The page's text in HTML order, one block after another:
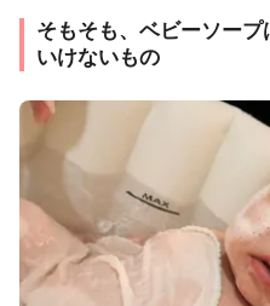
そもそも、ベビーソー
いけないもの